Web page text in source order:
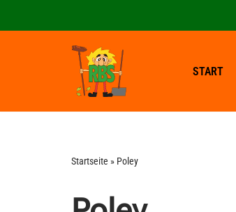
START
Startseite » Poley